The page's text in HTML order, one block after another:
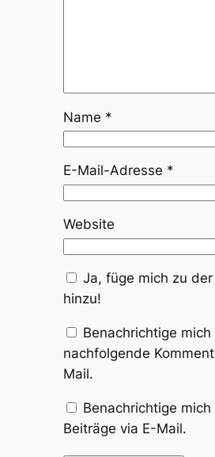
Name *
E-Mail-Adresse *
Website
Ja, füge mich zu
hinzu!
Benachrichtige mich
nachfolgende
Mail.
Benachrichtige
Beiträge via E-Mail.